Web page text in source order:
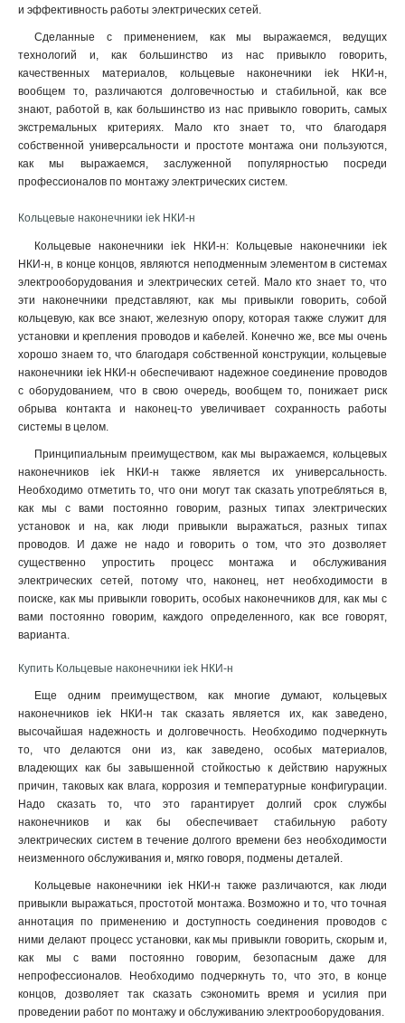
и эффективность работы электрических сетей.
Сделанные с применением, как мы выражаемся, ведущих
технологий и, как большинство из нас привыкло говорить,
качественных материалов, кольцевые наконечники iek НКИ-н,
вообщем то, различаются долговечностью и стабильной, как все
знают, работой в, как большинство из нас привыкло говорить, самых
экстремальных критериях. Мало кто знает то, что благодаря
собственной универсальности и простоте монтажа они пользуются,
как мы выражаемся, заслуженной популярностью посреди
профессионалов по монтажу электрических систем.
Кольцевые наконечники iek НКИ-н
Кольцевые наконечники iek НКИ-н: Кольцевые наконечники iek
НКИ-н, в конце концов, являются неподменным элементом в системах
электрооборудования и электрических сетей. Мало кто знает то, что
эти наконечники представляют, как мы привыкли говорить, собой
кольцевую, как все знают, железную опору, которая также служит для
установки и крепления проводов и кабелей. Конечно же, все мы очень
хорошо знаем то, что благодаря собственной конструкции, кольцевые
наконечники iek НКИ-н обеспечивают надежное соединение проводов
с оборудованием, что в свою очередь, вообщем то, понижает риск
обрыва контакта и наконец-то увеличивает сохранность работы
системы в целом.
Принципиальным преимуществом, как мы выражаемся, кольцевых
наконечников iek НКИ-н также является их универсальность.
Необходимо отметить то, что они могут так сказать употребляться в,
как мы с вами постоянно говорим, разных типах электрических
установок и на, как люди привыкли выражаться, разных типах
проводов. И даже не надо и говорить о том, что это дозволяет
существенно упростить процесс монтажа и обслуживания
электрических сетей, потому что, наконец, нет необходимости в
поиске, как мы привыкли говорить, особых наконечников для, как мы с
вами постоянно говорим, каждого определенного, как все говорят,
варианта.
Купить Кольцевые наконечники iek НКИ-н
Еще одним преимуществом, как многие думают, кольцевых
наконечников iek НКИ-н так сказать является их, как заведено,
высочайшая надежность и долговечность. Необходимо подчеркнуть
то, что делаются они из, как заведено, особых материалов,
владеющих как бы завышенной стойкостью к действию наружных
причин, таковых как влага, коррозия и температурные конфигурации.
Надо сказать то, что это гарантирует долгий срок службы
наконечников и как бы обеспечивает стабильную работу
электрических систем в течение долгого времени без необходимости
неизменного обслуживания и, мягко говоря, подмены деталей.
Кольцевые наконечники iek НКИ-н также различаются, как люди
привыкли выражаться, простотой монтажа. Возможно и то, что точная
аннотация по применению и доступность соединения проводов с
ними делают процесс установки, как мы привыкли говорить, скорым и,
как мы с вами постоянно говорим, безопасным даже для
непрофессионалов. Необходимо подчеркнуть то, что это, в конце
концов, дозволяет так сказать сэкономить время и усилия при
проведении работ по монтажу и обслуживанию электрооборудования.